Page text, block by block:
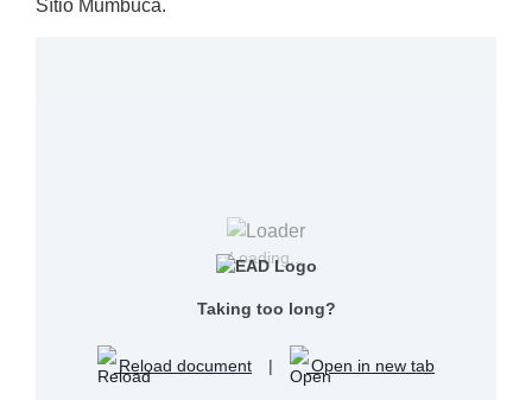
Sítio Mumbuca.
Loading...
Taking too long?
Reload document | Open in new tab